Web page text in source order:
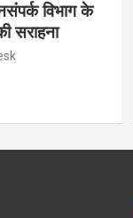
विभाग के
सराहना